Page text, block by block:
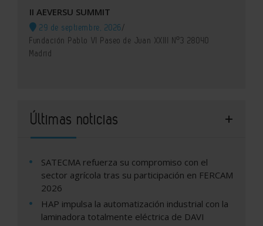
II AEVERSU SUMMIT
29 de septiembre, 2026/
Fundación Pablo VI Paseo de Juan XXIII Nº3 28040
Madrid
Últimas noticias
SATECMA refuerza su compromiso con el
sector agrícola tras su participación en FERCAM
2026
HAP impulsa la automatización industrial con la
laminadora totalmente eléctrica de DAVI